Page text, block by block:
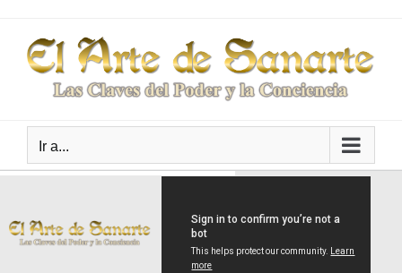
contenido
Ir a...